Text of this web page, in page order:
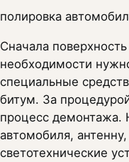
полировка
Сначала
необходимости
специальные
битум. За
процесс демонтажа.
автомобиля,
светотехнические